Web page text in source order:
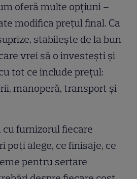
oferă multe opțiuni –
modifica prețul final. Ca
stabilește de la bun
vrei să o investești și
tot ce include prețul:
manoperă, transport și
furnizorul fiecare
poți alege, ce finisaje, ce
pentru sertare